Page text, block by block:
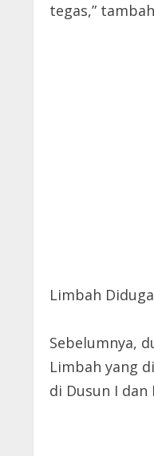
tegas,”
Limbah
Sebelumnya,
Limbah yang
di Dusun I dan